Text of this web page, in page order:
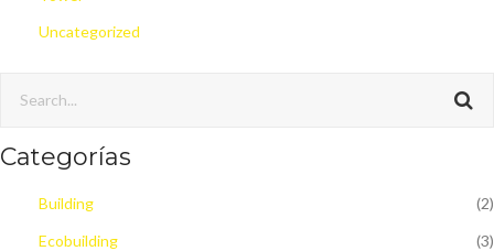
Uncategorized
Categorías
Building
(2)
Ecobuilding
(3)